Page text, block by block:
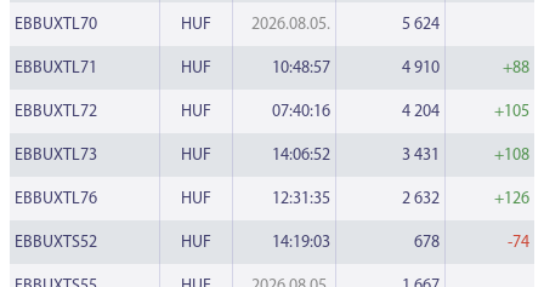
EBBUXTL70 HUF 2026.08.05. 5 624
EBBUXTL71 HUF 10:48:57 4 910 +88
EBBUXTL72 HUF 07:40:16 4 204 +105
EBBUXTL73 HUF 14:06:52 3 431 +108
EBBUXTL76 HUF 12:31:35 2 632 +126
EBBUXTS52 HUF 14:19:03 678 -74